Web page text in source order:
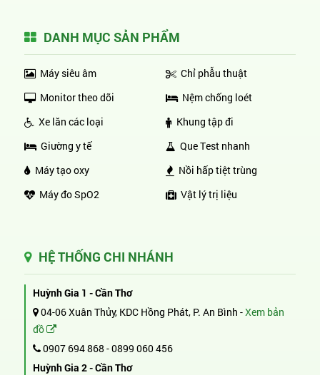
DANH MỤC SẢN PHẨM
Máy siêu âm
Monitor theo dõi
Xe lăn các loại
Giường y tế
Máy tạo oxy
Máy đo SpO2
Chỉ phẫu thuật
Nệm chống loét
Khung tập đi
Que Test nhanh
Nồi hấp tiệt trùng
Vật lý trị liệu
HỆ THỐNG CHI NHÁNH
Huỳnh Gia 1 - Cần Thơ
04-06 Xuân Thủy, KDC Hồng Phát, P. An Bình -Xem bản
đồ
0907 694 868 -0899 060 456
Huỳnh Gia 2 - Cần Thơ